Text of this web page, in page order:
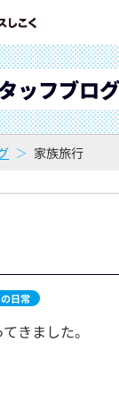
ッフブログ
家族旅行
日常
きました。